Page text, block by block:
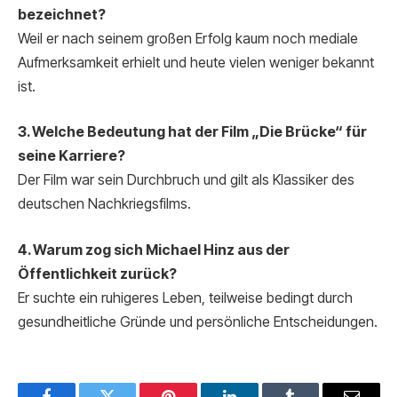
bezeichnet?
Weil er nach seinem großen Erfolg kaum noch mediale
Aufmerksamkeit erhielt und heute vielen weniger bekannt
ist.
3. Welche Bedeutung hat der Film „Die Brücke“ für
seine Karriere?
Der Film war sein Durchbruch und gilt als Klassiker des
deutschen Nachkriegsfilms.
4. Warum zog sich Michael Hinz aus der
Öffentlichkeit zurück?
Er suchte ein ruhigeres Leben, teilweise bedingt durch
gesundheitliche Gründe und persönliche Entscheidungen.